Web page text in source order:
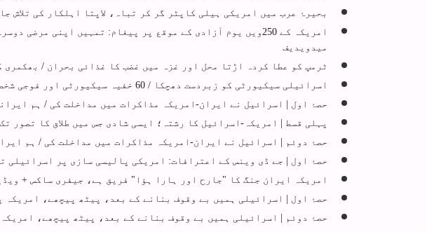
بحیرۂ عرب میں امریکی ہیلی کاپٹر گر کر تباہ، لاپتا اہلکار کی تلاش
امریکہ کے 250ویں یوم آزادی کے موقع پر پیغام: تمہیں اپنی
میدویدیف
ٹرمپ کو عطا کردہ اڑتا محل اور غزہ میں غضب کا غذائی بحران / بھکمری
اسرائیلی سیکیورٹی کو زبردست دھچکا / 60 خفیہ سیکیورٹی اور فوجی شخصیات سے ملیں، + 61 تصویریں
حصۂ اول | اسرائیل نے ایران-امریکہ مذاکرات میں مداخلت کی / ہم
پہلی قسط | امریکہ-اسرائیل کا رشتہ؛ ایسی شادی جس میں طلاق کا تصور
حصۂ دوئم | اسرائیل نے ایران-امریکہ مذاکرات میں مداخلت کی / ہم
حصۂ اول | جے ڈی وینس کے اعترافات: امریکی پالیسی سازی پر اسرائیلی
امریکہ ایران جنگ کا "جارح اور ہارا ہؤا" فریق ہے، جیفری ساکس +
حصۂ اول | اسرائیلی ہمیں بے وقوف بنانے کے بعد، پیٹھ پیچھے، امریکہ
حصۂ دوئم | اسرائیلی ہمیں بے وقوف بنانے کے بعد، پیٹھ پیچھے،